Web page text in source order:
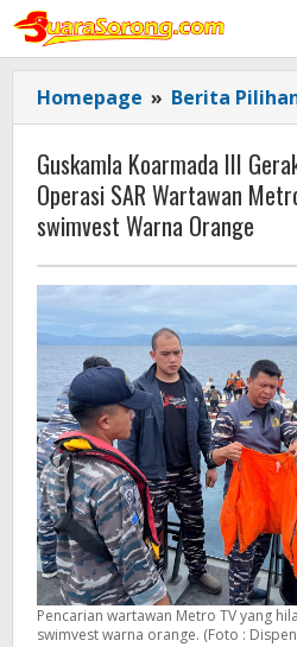
Lewati
konten
Homepage » Berita
Guskamla Koarmada III
Operasi SAR Wartawan
swimvest Warna Orange
Pencarian wartawan Metro TV yang
swimvest warna orange. (Foto :